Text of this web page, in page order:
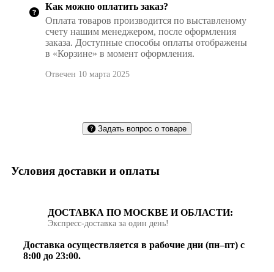
Как можно оплатить заказ?
Оплата товаров производится по выставленому
счету нашим менеджером, после оформления
заказа. Доступные способы оплаты отображены
в «Корзине» в момент оформления.
Отвечен 10 марта 2025
Задать вопрос о товаре
Условия доставки и оплаты
ДОСТАВКА ПО МОСКВЕ И ОБЛАСТИ:
Экспресс‑доставка за один день!
Доставка осуществляется в рабочие дни (пн–пт) с
8:00 до 23:00.